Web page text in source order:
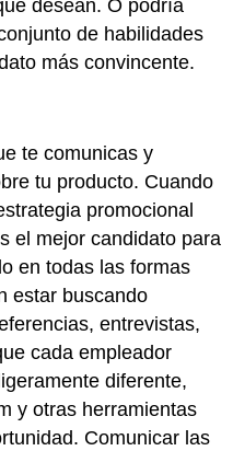
desean. O podría
de habilidades
más convincente.
te comunicas y
tu producto. Cuando
promocional
el mejor candidato para
en todas las formas
estar buscando
entrevistas,
cada empleador
diferente,
y otras herramientas
Comunicar las